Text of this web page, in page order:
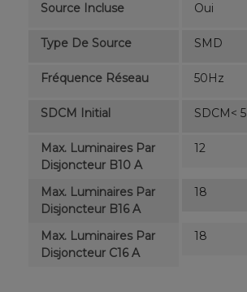
Source Incluse Oui
Type De Source SMD
Fréquence Réseau 50Hz
SDCM Initial SDCM< 5
Max. Luminaires Par
Disjoncteur B10 A
12
Max. Luminaires Par
Disjoncteur B16 A
18
Max. Luminaires Par
Disjoncteur C16 A
18